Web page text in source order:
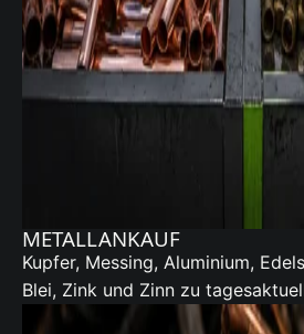
METALLANKAUF
Kupfer, Messing, Aluminium,
Blei, Zink und Zinn zu